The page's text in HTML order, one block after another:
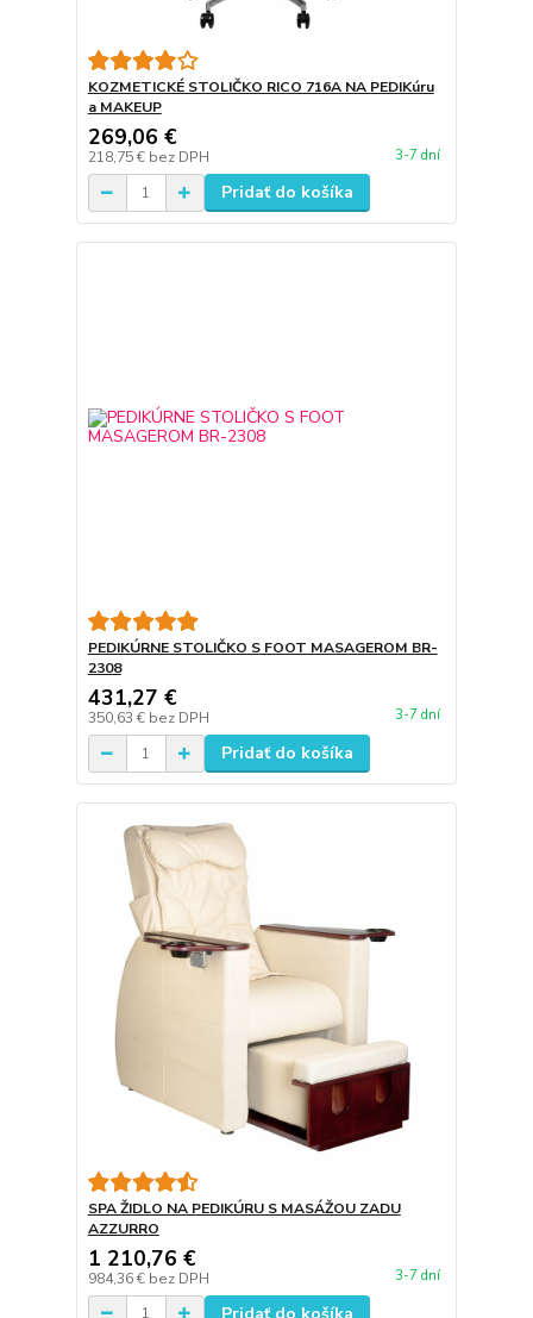
KOZMETICKÉ STOLIČKO RICO 716A NA PEDIKúru
a MAKEUP
269,06 €
218,75 € bez DPH 3-7 dní
Pridať do košíka
PEDIKÚRNE STOLIČKO S FOOT MASAGEROM BR-
2308
431,27 €
350,63 € bez DPH 3-7 dní
Pridať do košíka
SPA ŽIDLO NA PEDIKÚRU S MASÁŽOU ZADU
AZZURRO
1 210,76 €
984,36 € bez DPH 3-7 dní
Pridať do košíka